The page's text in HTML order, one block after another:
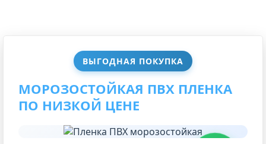
ВЫГОДНАЯ ПОКУПКА
МОРОЗОСТОЙКАЯ ПВХ ПЛЕНКА
ПО НИЗКОЙ ЦЕНЕ